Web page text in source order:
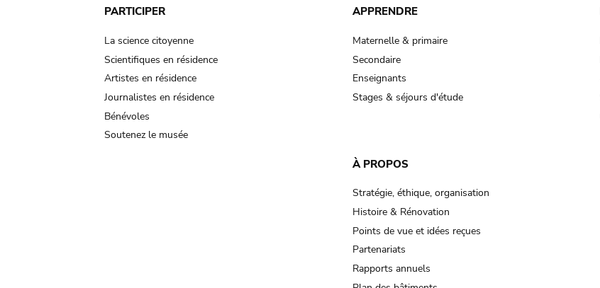
PARTICIPER
La science citoyenne
Scientifiques en résidence
Artistes en résidence
Journalistes en résidence
Bénévoles
Soutenez le musée
APPRENDRE
Maternelle & primaire
Secondaire
Enseignants
Stages & séjours d'étude
À PROPOS
Stratégie, éthique, organisation
Histoire & Rénovation
Points de vue et idées reçues
Partenariats
Rapports annuels